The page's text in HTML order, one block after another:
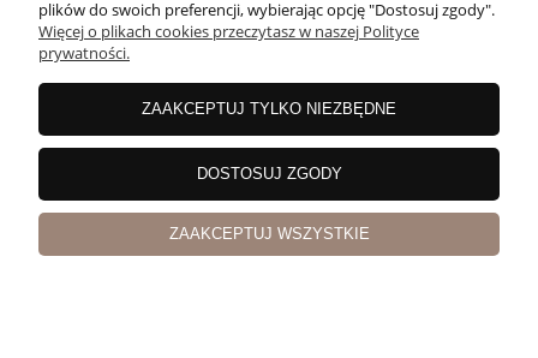
PŁATNOŚCI I DOSTAWA
INFORMACJE
O NAS
plików do swoich preferencji, wybierając opcję "Dostosuj zgody".
Więcej o plikach cookies przeczytasz w naszej Polityce
prywatności.
ZAAKCEPTUJ TYLKO NIEZBĘDNE
DOSTOSUJ ZGODY
ZAAKCEPTUJ WSZYSTKIE